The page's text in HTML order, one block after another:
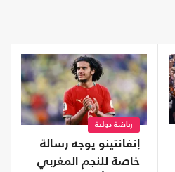
رياضة دولية
إنفانتينو يوجه رسالة
خاصة للنجم المغربي